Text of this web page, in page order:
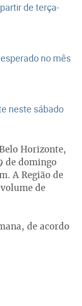
de terça-
no mês
neste sábado
Horizonte,
de domingo
A Região de
de
de acordo